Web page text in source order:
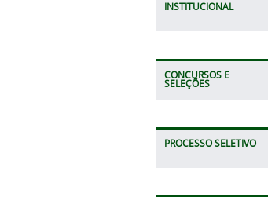
INSTITUCIONAL
CONCURSOS E
SELEÇÕES
PROCESSO SELETIVO